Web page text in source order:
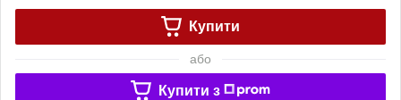
Купити
або
Купити з